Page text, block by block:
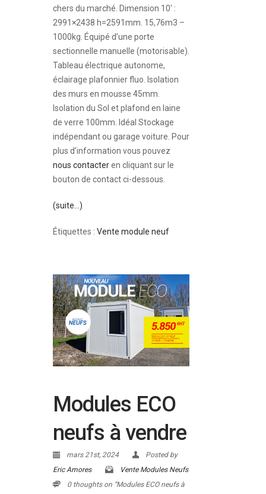
chers du marché. Dimension 10′ :
2991×2438 h=2591mm. 15,76m3 –
1000kg. Équipé d’une porte
sectionnelle manuelle (motorisable).
Tableau électrique autonome,
éclairage plafonnier fluo. Isolation
des murs en mousse 45mm.
Isolation du Sol et plafond en laine
de verre 100mm. Idéal Stockage
indépendant ou garage voiture. Pour
plus d’information vous pouvez
nous contacteren cliquant sur le
bouton de contact ci-dessous.
(suite…)
Étiquettes : Vente module neuf
Modules ECO
neufs à vendre
mars 21st, 2024
Posted by
Eric Amores
Vente Modules Neufs
0 thoughts on “Modules ECO neufs à